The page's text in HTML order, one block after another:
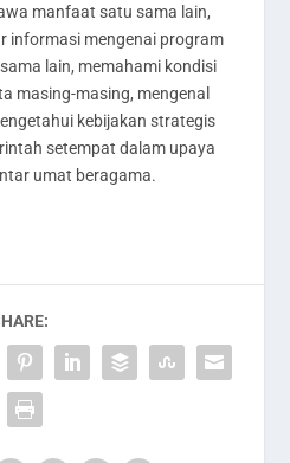
manfaat satu sama lain,
informasi mengenai program
lain, memahami kondisi
masing-masing, mengenal
kebijakan strategis
setempat dalam upaya
umat beragama.